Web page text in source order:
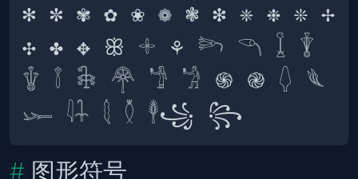
✻ ✼ ✾ ✿ ❀ ❁ ❃ ❇ ❈ ❉ ❊ ✢
✣ ✤ ✥ ꕥ 𓇬 ⚘ 𓆸 𓆹 𓆼 𓇊
𓇚 𓇕 𓇗 𓋇 𓁙 𓁋 ֍ ֎ 𓆭 𓆰
图形符号